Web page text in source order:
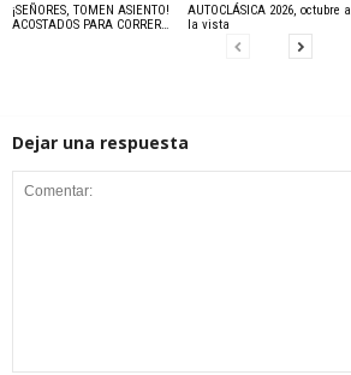
¡SEÑORES, TOMEN ASIENTO!
ACOSTADOS PARA CORRER…
AUTOCLÁSICA 2026, octubre a
la vista
Dejar una respuesta